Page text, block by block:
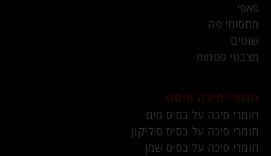
פאפי
מחסומי פה
שוטים
מצבטי פטמות
חומרי סיכה פיסט
חומרי סיכה על בסיס מים
חומרי סיכה על בסיס סיליקון
חומרי סיכה על בסיס שמן